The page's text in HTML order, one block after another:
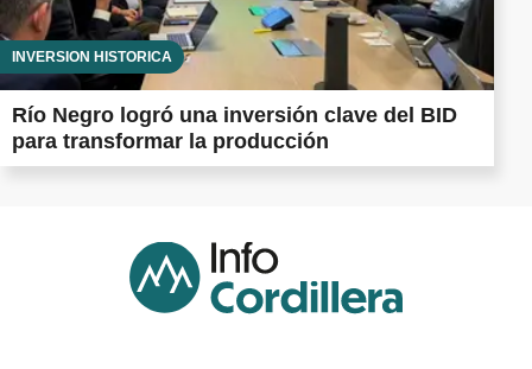
INVERSIÓN HISTÓRICA
Río Negro logró una inversión clave del BID
para transformar la producción